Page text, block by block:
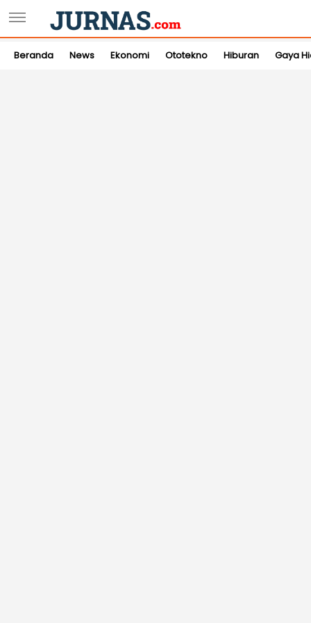
Beranda News Ekonomi Ototekno Hiburan Gaya